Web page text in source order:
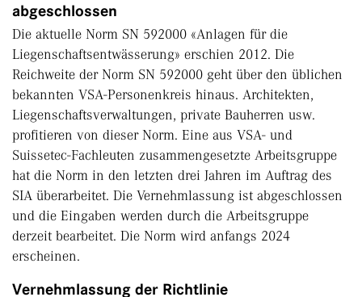
abgeschlossen
Die aktuelle Norm SN 592000 «Anlagen für die
Liegenschaftsentwässerung» erschien 2012. Die
Reichweite der Norm SN 592000 geht über den üblichen
bekannten VSA-Personenkreis hinaus. Architekten,
Liegenschaftsverwaltungen, private Bauherren usw.
profitieren von dieser Norm. Eine aus VSA- und
Suissetec-Fachleuten zusammengesetzte Arbeitsgruppe
hat die Norm in den letzten drei Jahren im Auftrag des
SIA überarbeitet. Die Vernehmlassung ist abgeschlossen
und die Eingaben werden durch die Arbeitsgruppe
derzeit bearbeitet. Die Norm wird anfangs 2024
erscheinen.
Vernehmlassung der Richtlinie